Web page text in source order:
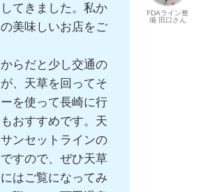
FDAライン整
備 田口さん
てきました。私か
美味しいお店をご
らだと少し交通の
、天草を回ってそ
を使って長崎に行
おすすめです。天
ンセットラインの
すので、ぜひ天草
はご覧になってみ